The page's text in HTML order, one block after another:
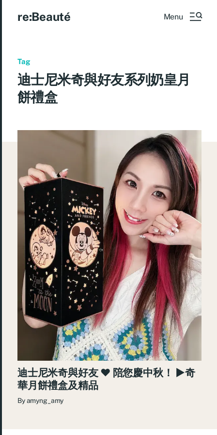
re:Beauté Menu
Tag
迪士尼米奇與好友系列奶皇月
餅禮盒
迪士尼米奇與好友 ♥ 陪您慶中秋！ ►奇
華月餅禮盒及精品
Byamyng_amy